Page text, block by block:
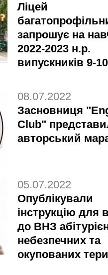
Ліцей
запрошує на
2022-2023 н.р.
випускників 9-
08.07.2022
Засновниця
Club"
авторський
05.07.2022
Опублікували
інструкцію для
до ВНЗ
небезпечних та
окупованих